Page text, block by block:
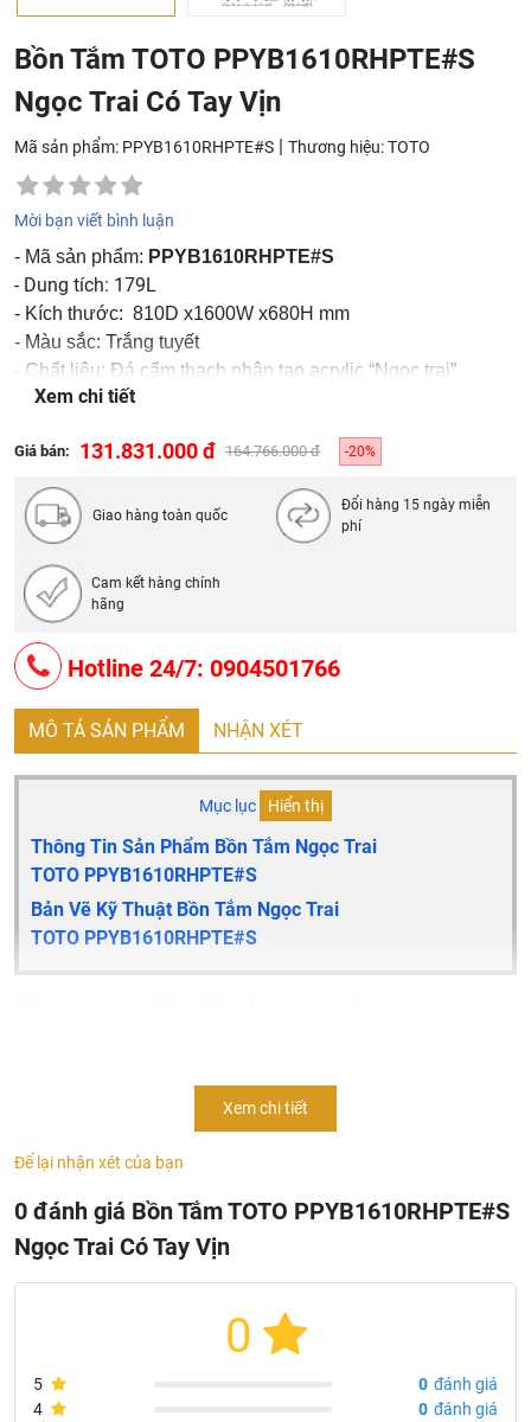
Bồn Tắm TOTO PPYB1610RHPTE#S
Ngọc Trai Có Tay Vịn
Mã sản phẩm: PPYB1610RHPTE#S | Thương hiệu:TOTO
Mời bạn viết bình luận
- Mã sản phẩm: PPYB1610RHPTE#S
- Dung tích: 179L
- Kích thước: 810D x1600W x680H mm
- Màu sắc: Trắng tuyết
- Chất liệu: Đá cẩm thạch nhân tạo acrylic “Ngọc trai”
- Lưu ý: Bao gồm bộ xả nhấn
Xem chi tiết
Giá bán: 131.831.000 đ 164.766.000 đ -20%
Giao hàng toàn quốc
Đổi hàng 15 ngày miễn
phí
Cam kết hàng chính
hãng
Hotline 24/7: 0904501766
MÔ TẢ SẢN PHẨM NHẬN XÉT
Mục lục Hiển thị
Thông Tin Sản Phẩm Bồn Tắm Ngọc Trai
TOTO PPYB1610RHPTE#S
Bản Vẽ Kỹ Thuật Bồn Tắm Ngọc Trai
TOTO PPYB1610RHPTE#S
- Kích thước: 810D x1600W x680H mm
- Chất liệu: Đá cẩm thạch nhân tạo acrylic “Ngọc trai”
- Massage sục khí
- Bề mặt chống trơn trượt
Xem chi tiết
Để lại nhận xét của bạn
0 đánh giá Bồn Tắm TOTO PPYB1610RHPTE#S
Ngọc Trai Có Tay Vịn
0
5 0 đánh giá
4
0 đánh giá